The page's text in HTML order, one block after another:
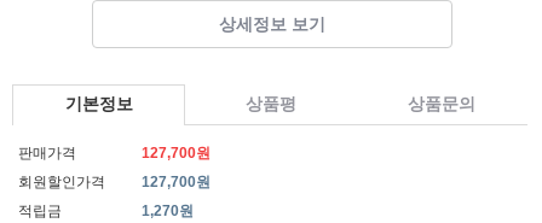
상세정보 보기
기본정보 상품평 상품문의
판매가격
127,700원
회원할인가격
127,700원
적립금
1,270원